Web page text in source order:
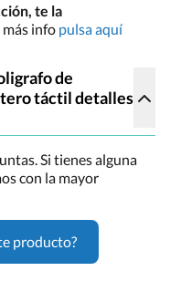
te la
más info pulsa aquí
de
táctil detalles
Si tienes alguna
con la mayor
producto?